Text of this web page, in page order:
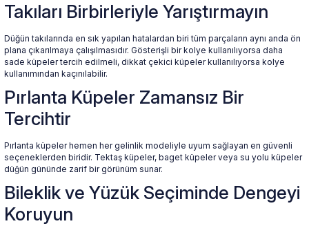
Takıları Birbirleriyle Yarıştırmayın
Düğün takılarında en sık yapılan hatalardan biri tüm parçaların aynı anda ön
plana çıkarılmaya çalışılmasıdır. Gösterişli bir kolye kullanılıyorsa daha
sade küpeler tercih edilmeli, dikkat çekici küpeler kullanılıyorsa kolye
kullanımından kaçınılabilir.
Pırlanta Küpeler Zamansız Bir
Tercihtir
Pırlanta küpeler hemen her gelinlik modeliyle uyum sağlayan en güvenli
seçeneklerden biridir. Tektaş küpeler, baget küpeler veya su yolu küpeler
düğün gününde zarif bir görünüm sunar.
Bileklik ve Yüzük Seçiminde Dengeyi
Koruyun